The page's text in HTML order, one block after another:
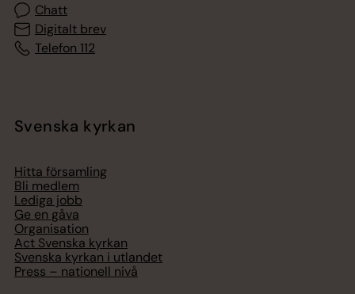
Chatt
Digitalt brev
Telefon 112
Svenska kyrkan
Hitta församling
Bli medlem
Lediga jobb
Ge en gåva
Organisation
Act Svenska kyrkan
Svenska kyrkan i utlandet
Press – nationell nivå